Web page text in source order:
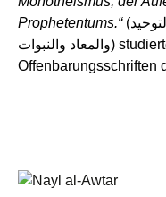
Prophetentums.“(ارشاد الثقات الى اتفاق الشرائع على التوحيد
والمعاد والنبوات) studierte asch-Schaukani (gest. 1834) die
Offenbarungsschriften